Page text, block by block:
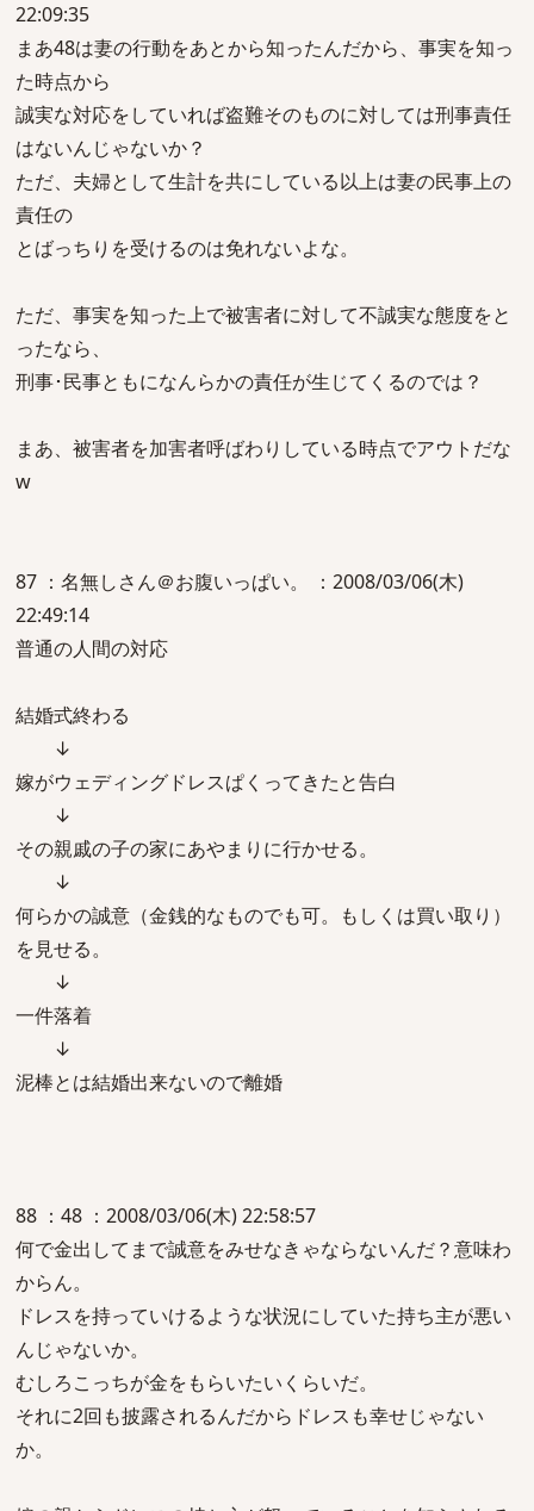
22:09:35
まあ48は妻の行動をあとから知ったんだから、事実を知っ
た時点から
誠実な対応をしていれば盗難そのものに対しては刑事責任
はないんじゃないか？
ただ、夫婦として生計を共にしている以上は妻の民事上の
責任の
とばっちりを受けるのは免れないよな。
ただ、事実を知った上で被害者に対して不誠実な態度をと
ったなら、
刑事･民事ともになんらかの責任が生じてくるのでは？
まあ、被害者を加害者呼ばわりしている時点でアウトだな
w
87 ：名無しさん＠お腹いっぱい。 ：2008/03/06(木)
22:49:14
普通の人間の対応
結婚式終わる
↓
嫁がウェディングドレスぱくってきたと告白
↓
その親戚の子の家にあやまりに行かせる。
↓
何らかの誠意（金銭的なものでも可。もしくは買い取り）
を見せる。
↓
一件落着
↓
泥棒とは結婚出来ないので離婚
88 ：48 ：2008/03/06(木) 22:58:57
何で金出してまで誠意をみせなきゃならないんだ？意味わ
からん。
ドレスを持っていけるような状況にしていた持ち主が悪い
んじゃないか。
むしろこっちが金をもらいたいくらいだ。
それに2回も披露されるんだからドレスも幸せじゃない
か。